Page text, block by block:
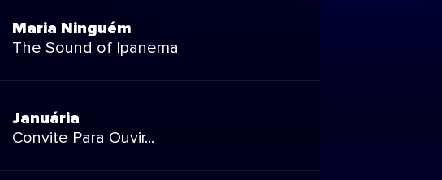
Maria Ninguém
The Sound of Ipanema
Januária
Convite Para Ouvir...